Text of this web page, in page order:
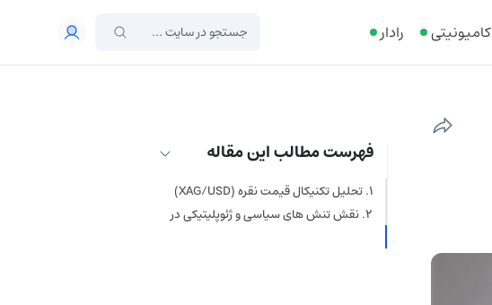
کامیونیتی رادار
فهرست مطالب این مقاله
تحلیل تکنیکال قیمت نقره (XAG/USD)
نقش تنش های سیاسی و ژئوپلیتیکی در